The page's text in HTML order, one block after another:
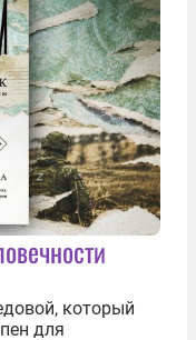
который
для